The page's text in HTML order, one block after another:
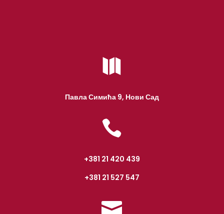

Павла Симића 9, Нови Сад

+381 21 420 439
+381 21 527 547
